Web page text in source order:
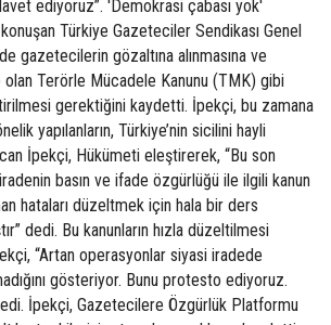
ediyoruz”. 'Demokrasi çabası yok'
Türkiye Gazeteciler Sendikası Genel
gazetecilerin gözaltına alınmasına ve
olan Terörle Mücadele Kanunu (TMK) gibi
gerektiğini kaydetti. İpekçi, bu zamana
yapılanların, Türkiye’nin sicilini hayli
İpekçi, Hükümeti eleştirerek, “Bu son
basın ve ifade özgürlüğü ile ilgili kanun
hataları düzeltmek için hala bir ders
dedi. Bu kanunların hızla düzeltilmesi
“Artan operasyonlar siyasi iradede
gösteriyor. Bunu protesto ediyoruz.
İpekçi, Gazetecilere Özgürlük Platformu